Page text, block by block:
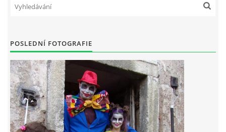
POSLEDNÍ FOTOGRAFIE